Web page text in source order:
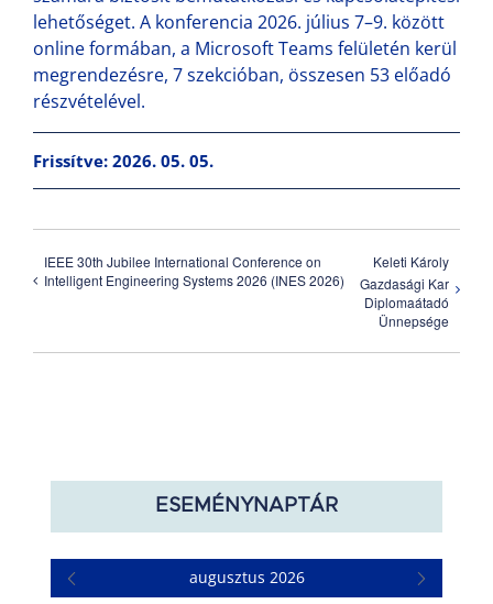
lehetőséget. A konferencia 2026. július 7–9. között
online formában, a Microsoft Teams felületén kerül
megrendezésre, 7 szekcióban, összesen 53 előadó
részvételével.
Frissítve: 2026. 05. 05.
IEEE 30th Jubilee International Conference on
Intelligent Engineering Systems 2026 (INES 2026)
Keleti Károly
Gazdasági Kar
Diplomaátadó
Ünnepsége
ESEMÉNYNAPTÁR
augusztus 2026